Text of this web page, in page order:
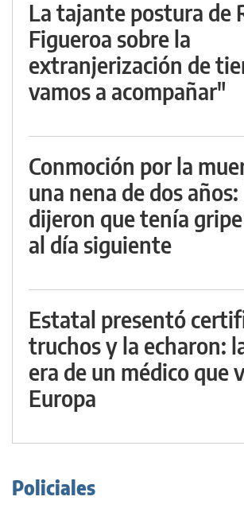
La tajante postura de
Figueroa sobre la
extranjerización de
vamos a acompañar"
Conmoción por la
una nena de dos años:
dijeron que tenía
al día siguiente
Estatal presentó
truchos y la echaron:
era de un médico que
Europa
Policiales